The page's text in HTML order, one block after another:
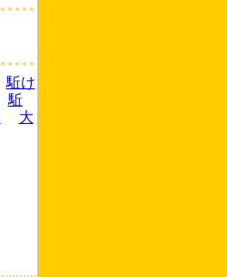
駈け
駈
大